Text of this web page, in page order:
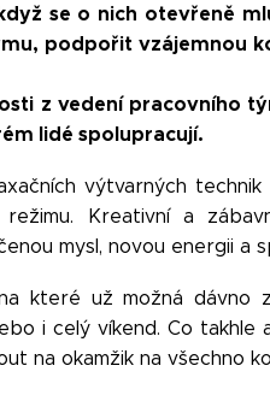
se o nich otevřeně
podpořit vzájemnou
z vedení pracovního
lidé spolupracují.
výtvarných
Kreativní a
mysl, novou energii a
které už možná dávno
i celý víkend. Co takhle
na okamžik na všechno